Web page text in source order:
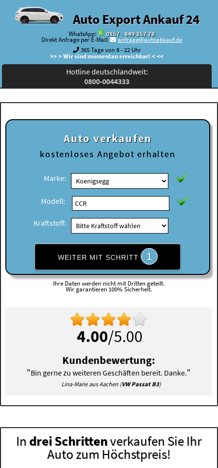
Auto Export Ankauf 24
WhatsApp:
0157 - 849 157 78
Direkt Anfrage per E-Mail:
anfrage@autoabkauf.de
365 Tage von 8 - 22 Uhr
>> > Wir sind momentan erreichbar! < <<
Hotline deutschlandweit:
0800-0044333
Auto verkaufen
kostenloses Angebot erhalten
Marke:
Modell:
Kraftstoff:
WEITER MIT SCHRITT 1
Ihre Daten werden nicht mit Dritten geteilt.
Wir garantieren 100% Sicherheit.
4.00/5.00
Kundenbewertung:
"Bin gerne zu weiteren Geschäften bereit. Danke."
Lina-Marie aus Aachen (VW Passat B3)
In drei Schrittenverkaufen Sie Ihr
Auto zum Höchstpreis!